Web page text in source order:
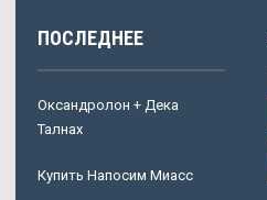
ПОСЛЕДНЕЕ
Оксандролон + Дека
Талнах
Купить Напосим Миасс